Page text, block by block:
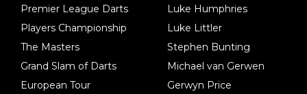
man nur zum Neurologen und nicht zum Mentaltrainer gehen…
Premier League Darts
Players Championship
The Masters
Grand Slam of Darts
European Tour
Luke Humphries
Luke Littler
Stephen Bunting
Michael van Gerwen
Gerwyn Price